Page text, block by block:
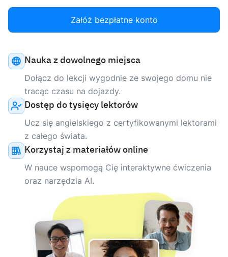
Załóż bezpłatne konto
Nauka z dowolnego miejsca
Dołącz do lekcji wygodnie ze swojego domu nie
tracąc czasu na dojazdy.
Dostęp do tysięcy lektorów
Ucz się angielskiego z certyfikowanymi lektorami
z całego świata.
Korzystaj z materiałów online
W nauce wspomogą Cię interaktywne ćwiczenia
oraz narzędzia AI.